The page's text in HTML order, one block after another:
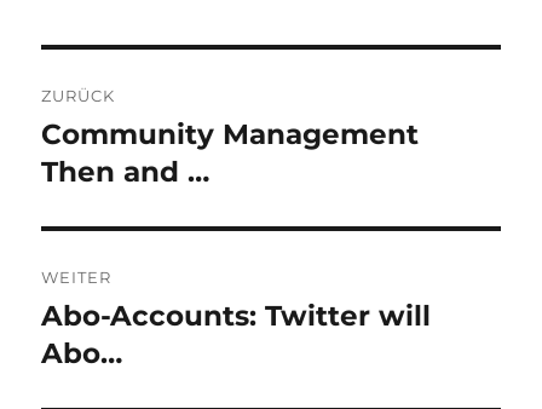
ZURÜCK
Vorheriger
Beitrag:
Community Management
Then and …
WEITER
Nächster
Beitrag:
Abo-Accounts: Twitter will
Abo…